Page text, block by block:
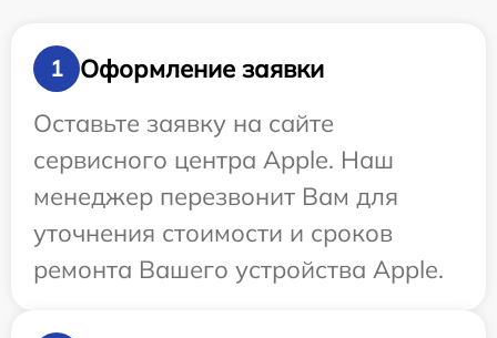
1
Оформление заявки
Оставьте заявку на сайте
сервисного центра Apple. Наш
менеджер перезвонит Вам для
уточнения стоимости и сроков
ремонта Вашего устройства Apple.